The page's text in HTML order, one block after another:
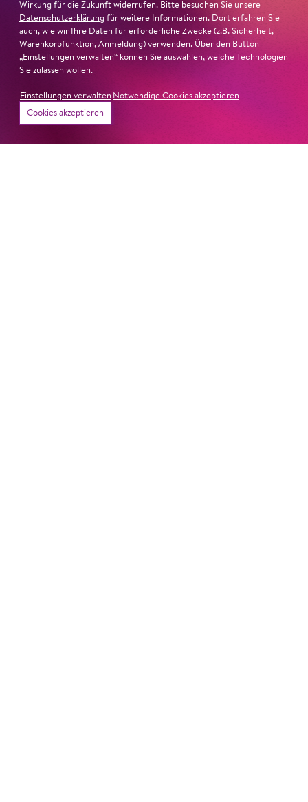
zurück, lobt die Jury Ambur Braids stimmliche Wucht
und ihre starke Bühnenpräsenz:
»In dem überwältigenden Farbenreichtum ihres Spiels
sind Auflehnung und Verletzlichkeit ebenso nachfühlbar
wie die verzweifelte Einsamkeit ihrer Figur.«
Begründung
Wirkung für die Zukunft widerrufen. Bitte besuchen Sie unsere
Datenschutzerklärung für weitere Informationen. Dort erfahren Sie
auch, wie wir Ihre Daten für erforderliche Zwecke (z.B. Sicherheit,
Warenkorbfunktion, Anmeldung) verwenden. Über den Button
„Einstellungen verwalten“ können Sie auswählen, welche Technologien
Sie zulassen wollen.
Einstellungen verwalten Notwendige Cookies akzeptieren
Cookies akzeptieren